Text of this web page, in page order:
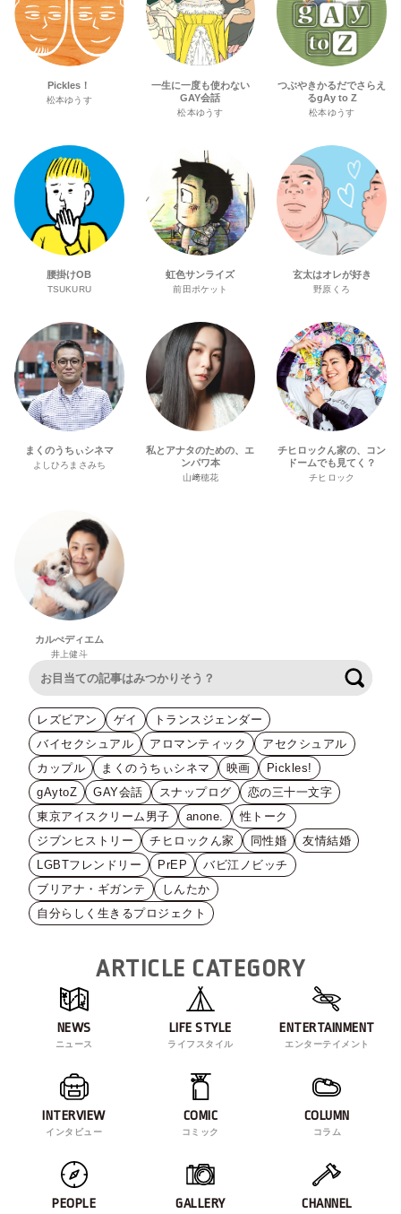
Pickles！
松本ゆうす
一生に一度も使わない
GAY会話
松本ゆうす
つぶやきかるだでさらえ
るgAy to Z
松本ゆうす
腰掛けOB
TSUKURU
虹色サンライズ
前田ポケット
玄太はオレが好き
野原くろ
まくのうちぃシネマ
よしひろまさみち
私とアナタのための、エ
ンパワ本
山﨑穂花
チヒロックん家の、コン
ドームでも見てく？
チヒロック
カルぺディエム
井上健斗
レズビアン ゲイ
トランスジェンダー
バイセクシュアル
アロマンティック
アセクシュアル
カップル
まくのうちぃシネマ 映画
Pickles!
gAytoZ
GAY会話 スナップログ
恋の三十一文字
東京アイスクリーム男子
anone.
性トーク
ジブンヒストリー
チヒロックん家 同性婚
友情結婚
LGBTフレンドリー
PrEP
バビ江ノビッチ
ブリアナ・ギガンテ
しんたか
自分らしく生きるプロジェクト
ARTICLE CATEGORY
NEWS
ニュース
LIFE STYLE
ライフスタイル
ENTERTAINMENT
エンターテイメント
INTERVIEW
インタビュー
COMIC
コミック
COLUMN
コラム
PEOPLE GALLERY CHANNEL